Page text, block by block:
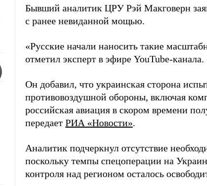
Бывший аналитик ЦРУ Рэй Макговерн
с ранее невиданной мощью.
«Русские начали наносить такие
отметил эксперт в эфире YouTube-канала.
Он добавил, что украинская сторона
противовоздушной обороны, включая
российская авиация в скором времени
передает РИА «Новости».
Аналитик подчеркнул отсутствие
поскольку темпы спецоперации на
контроля над регионом осталось